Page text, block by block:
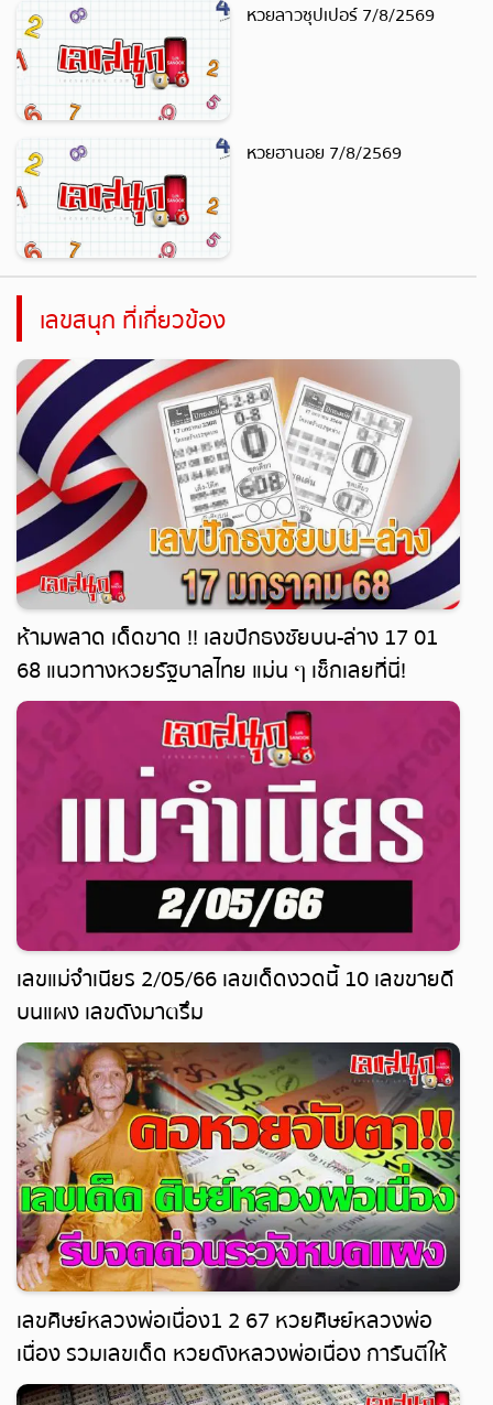
หวยลาวซุปเปอร์ 7/8/2569
หวยฮานอย 7/8/2569
เลขสนุก ที่เกี่ยวข้อง
ห้ามพลาด เด็ดขาด !! เลขปักธงชัยบน-ล่าง 17 01
68 แนวทางหวยรัฐบาลไทย แม่น ๆ เช็กเลยที่นี่!
เลขแม่จำเนียร 2/05/66 เลขเด็ดงวดนี้ 10 เลขขายดี
บนแผง เลขดังมาตรึม
เลขศิษย์หลวงพ่อเนื่อง1 2 67 หวยศิษย์หลวงพ่อ
เนื่อง รวมเลขเด็ด หวยดังหลวงพ่อเนื่อง การันตีให้
เลขเด็ดเข้าทุกงวด